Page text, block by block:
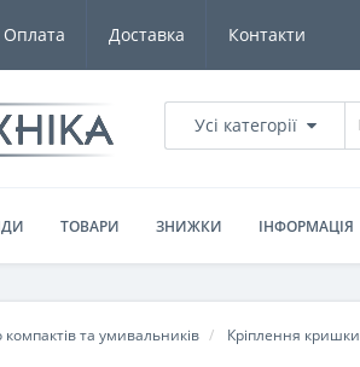
Оплата Доставка Контакти
Усі категорії
ТОВАРИ ЗНИЖКИ ІНФОРМАЦІЯ
та умивальників Кріплення кришки